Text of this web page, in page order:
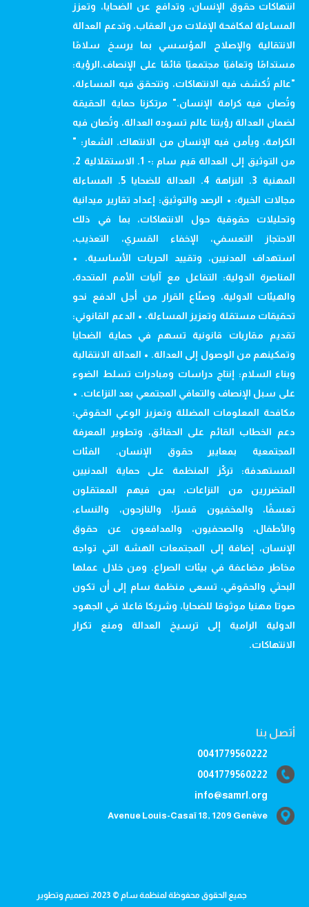
انتهاكات حقوق الإنسان، وتدافع عن الضحايا، وتعزز
المساءلة لمكافحة الإفلات من العقاب، وتدعم العدالة
الانتقالية والإصلاح المؤسسي بما يرسخ سلامًا
مستدامًا وتعافيًا مجتمعيًا قائمًا على الإنصاف.الرؤية:
"عالم تُكشف فيه الانتهاكات، وتتحقق فيه المساءلة،
وتُصان فيه كرامة الإنسان." مرتكزنا حماية الحقيقة
لضمان العدالة رؤيتنا عالم تسوده العدالة، وتُصان فيه
الكرامة، ويأمن فيه الإنسان من الانتهاك. الشعار: "
من التوثيق إلى العدالة قيم سام :- 1. الاستقلالية 2.
المهنية 3. النزاهة 4. العدالة للضحايا 5. المساءلة
مجالات الخبرة: • الرصد والتوثيق: إعداد تقارير ميدانية
وتحليلات حقوقية حول الانتهاكات، بما في ذلك
الاحتجاز التعسفي، الإخفاء القسري، التعذيب،
استهداف المدنيين، وتقييد الحريات الأساسية. •
المناصرة الدولية: التفاعل مع آليات الأمم المتحدة،
والهيئات الدولية، وصنّاع القرار من أجل الدفع نحو
تحقيقات مستقلة وتعزيز المساءلة. • الدعم القانوني:
تقديم مقاربات قانونية تسهم في حماية الضحايا
وتمكينهم من الوصول إلى العدالة. • العدالة الانتقالية
وبناء السلام: إنتاج دراسات ومبادرات تسلط الضوء
على سبل الإنصاف والتعافي المجتمعي بعد النزاعات. •
مكافحة المعلومات المضللة وتعزيز الوعي الحقوقي:
دعم الخطاب القائم على الحقائق، وتطوير المعرفة
المجتمعية بمعايير حقوق الإنسان. الفئات
المستهدفة: تركّز المنظمة على حماية المدنيين
المتضررين من النزاعات، بمن فيهم المعتقلون
تعسفًا، والمخفيون قسرًا، والنازحون، والنساء،
والأطفال، والصحفيون، والمدافعون عن حقوق
الإنسان، إضافة إلى المجتمعات الهشة التي تواجه
مخاطر مضاعفة في بيئات الصراع. ومن خلال عملها
البحثي والحقوقي، تسعى منظمة سام إلى أن تكون
صوتا مهنيا موثوقا للضحايا، وشريكا فاعلا في الجهود
الدولية الرامية إلى ترسيخ العدالة ومنع تكرار
الانتهاكات.
أتصل بنا
0041779560222
0041779560222
info@samrl.org
Avenue Louis-Casaï 18, 1209 Genève
جميع الحقوق محفوظة لمنظمة سام © 2023، تصميم وتطوير